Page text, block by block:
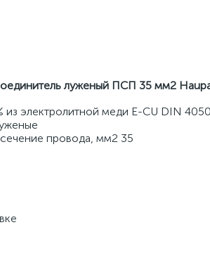
луженый ПСП 35 мм2
из электролитной меди E-CU DIN
провода, мм2 35